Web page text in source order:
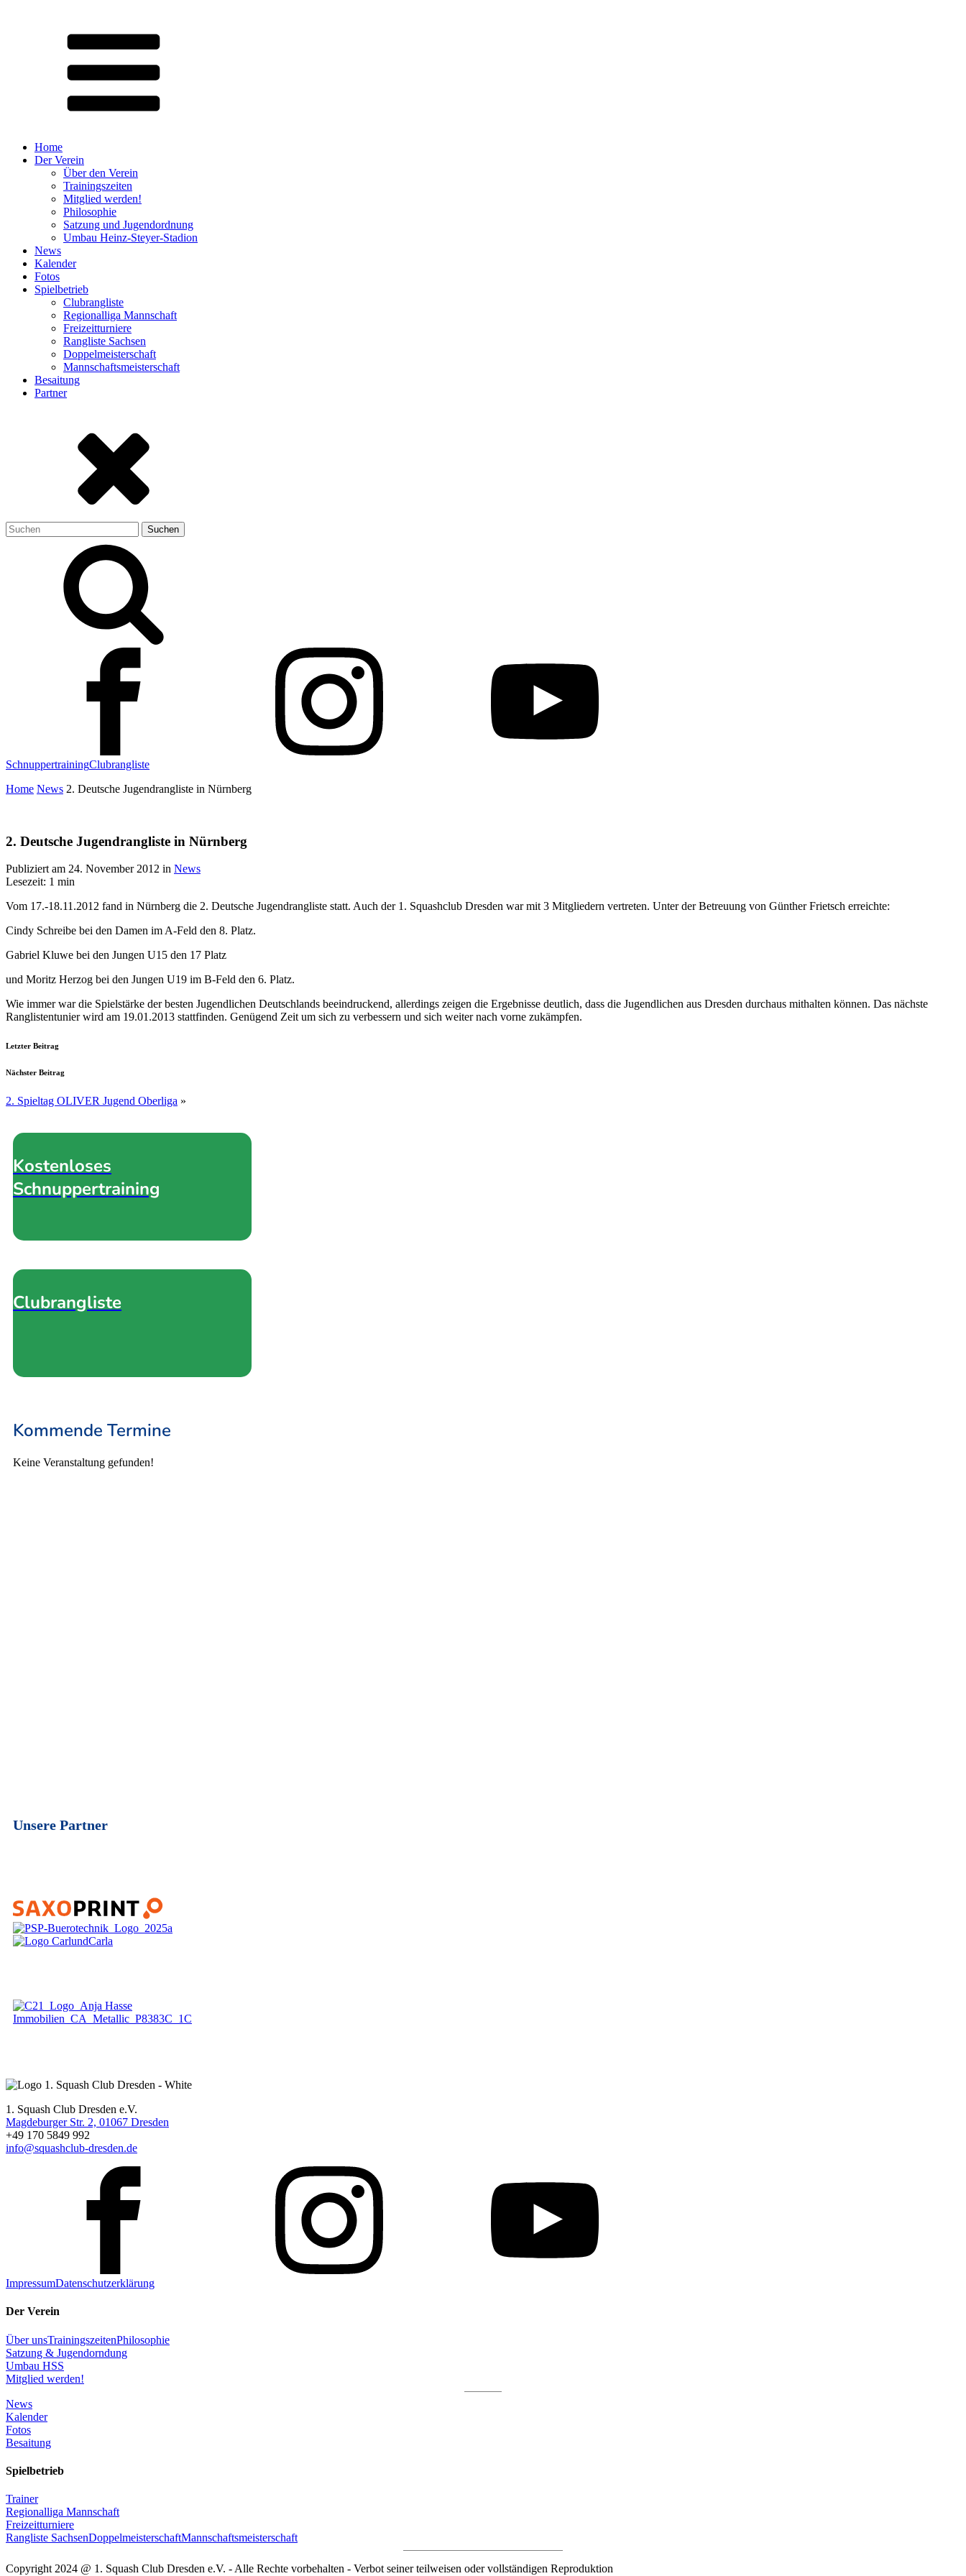
Home
Der Verein
Über den Verein
Trainingszeiten
Mitglied werden!
Philosophie
Satzung und Jugendordnung
Umbau Heinz-Steyer-Stadion
News
Kalender
Fotos
Spielbetrieb
Clubrangliste
Regionalliga Mannschaft
Freizeitturniere
Rangliste Sachsen
Doppelmeisterschaft
Mannschaftsmeisterschaft
Besaitung
Partner
Suchen
nach:
SchnuppertrainingClubrangliste
Home News 2. Deutsche Jugendrangliste in Nürnberg
2. Deutsche Jugendrangliste in Nürnberg
Publiziert am 24. November 2012 in News
Lesezeit: 1 min
Vom 17.-18.11.2012 fand in Nürnberg die 2. Deutsche Jugendrangliste statt. Auch der 1. Squashclub Dresden war mit 3 Mitgliedern vertreten. Unter der Betreuung von Günther Frietsch erreichte:
Cindy Schreibe bei den Damen im A-Feld den 8. Platz.
Gabriel Kluwe bei den Jungen U15 den 17 Platz
und Moritz Herzog bei den Jungen U19 im B-Feld den 6. Platz.
Wie immer war die Spielstärke der besten Jugendlichen Deutschlands beeindruckend, allerdings zeigen die Ergebnisse deutlich, dass die Jugendlichen aus Dresden durchaus mithalten können. Das nächste
Ranglistentunier wird am 19.01.2013 stattfinden. Genügend Zeit um sich zu verbessern und sich weiter nach vorne zukämpfen.
Letzter Beitrag
Nächster Beitrag
2. Spieltag OLIVER Jugend Oberliga »
Kostenloses
Schnuppertraining
Clubrangliste
Kommende Termine
Keine Veranstaltung gefunden!
Unsere Partner
1. Squash Club Dresden e.V.
Magdeburger Str. 2, 01067 Dresden
+49 170 5849 992
info@squashclub-dresden.de
ImpressumDatenschutzerklärung
Der Verein
Über unsTrainingszeitenPhilosophie
Satzung & Jugendorndung
Umbau HSS
Mitglied werden!
News
Kalender
Fotos
Besaitung
Spielbetrieb
Trainer
Regionalliga Mannschaft
Freizeitturniere
Rangliste SachsenDoppelmeisterschaftMannschaftsmeisterschaft
Copyright 2024 @ 1. Squash Club Dresden e.V. - Alle Rechte vorbehalten - Verbot seiner teilweisen oder vollständigen Reproduktion